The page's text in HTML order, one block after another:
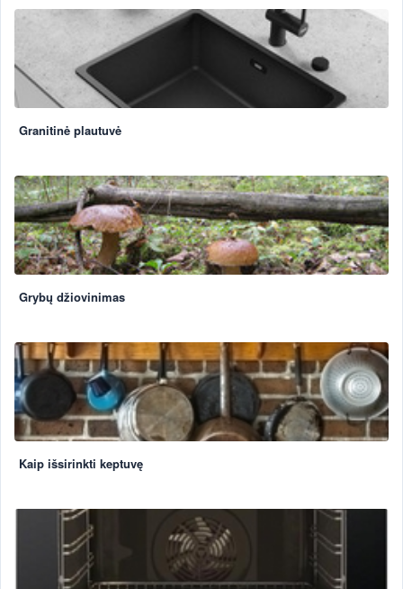
Granitinė plautuvė
Grybų džiovinimas
Kaip išsirinkti keptuvę